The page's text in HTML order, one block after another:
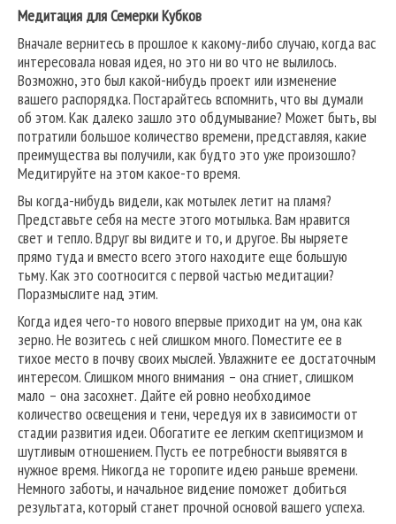
Медитация для Семерки Кубков
Вначале вернитесь в прошлое к какому-либо случаю, когда вас
интересовала новая идея, но это ни во что не вылилось.
Возможно, это был какой-нибудь проект или изменение
вашего распорядка. Постарайтесь вспомнить, что вы думали
об этом. Как далеко зашло это обдумывание? Может быть, вы
потратили большое количество времени, представляя, какие
преимущества вы получили, как будто это уже произошло?
Медитируйте на этом какое-то время.
Вы когда-нибудь видели, как мотылек летит на пламя?
Представьте себя на месте этого мотылька. Вам нравится
свет и тепло. Вдруг вы видите и то, и другое. Вы ныряете
прямо туда и вместо всего этого находите еще большую
тьму. Как это соотносится с первой частью медитации?
Поразмыслите над этим.
Когда идея чего-то нового впервые приходит на ум, она как
зерно. Не возитесь с ней слишком много. Поместите ее в
тихое место в почву своих мыслей. Увлажните ее достаточным
интересом. Слишком много внимания – она сгниет, слишком
мало – она засохнет. Дайте ей ровно необходимое
количество освещения и тени, чередуя их в зависимости от
стадии развития идеи. Обогатите ее легким скептицизмом и
шутливым отношением. Пусть ее потребности выявятся в
нужное время. Никогда не торопите идею раньше времени.
Немного заботы, и начальное видение поможет добиться
результата, который станет прочной основой вашего успеха.